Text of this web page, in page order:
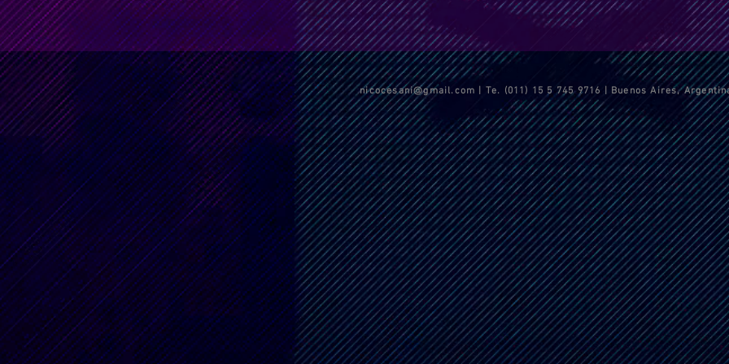
nicocesani@gmail.com | Te. (011) 15 5 745 9716 | Buenos Aires,